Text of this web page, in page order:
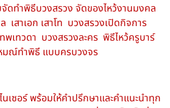
ดทำพิธีบวงสรวง จัดของไหว้งานมงคล
สาเอก เสาโท บวงสรวงเปิดกิจการ
พเทวดา บวงสรวงละคร พิธีไหว้ครูบาร์
มณ์ทำพิธี แบบครบวงจร
ซอร์ พร้อมให้คำปรึกษาและคำแนะนำทุก